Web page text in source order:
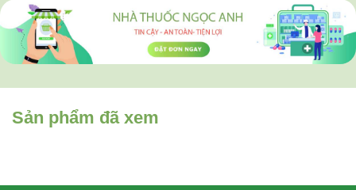
Sản phẩm đã xem